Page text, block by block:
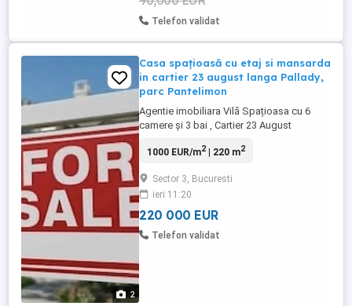
Telefon validat
2
Casa spațioasă cu etaj si mansarda
in cartier 23 august langa Pallady,
parc Pantelimon
Agentie imobiliara Vilă Spațioasa cu 6
camere și 3 bai , Cartier 23 August
Centru Comercial Pallady Suprafață totală
Localizare: Cartier 23 August (Cățelu),
lângă Parcul Pantelimon, Sector 3 Ilfov,
București. Distanță Pina la Parc ...
1000 EUR/m2| 220 m2
Sector 3, Bucuresti
ieri 11:20
220 000 EUR
Telefon validat